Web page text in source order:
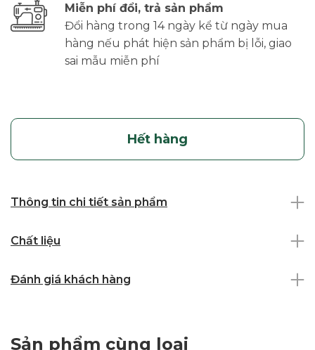
Miễn phí đổi, trả sản phẩm
Đổi hàng trong 14 ngày kể từ ngày mua
hàng nếu phát hiện sản phẩm bị lỗi, giao
sai mẫu miễn phí
Hết hàng
Thông tin chi tiết sản phẩm
Chất liệu
Đánh giá khách hàng
Sản phẩm cùng loại